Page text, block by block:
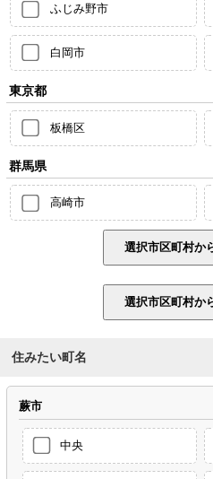
ふじみ野市
白岡市
東京都
板橋区
群馬県
高崎市
住みたい町名
蕨市
中央